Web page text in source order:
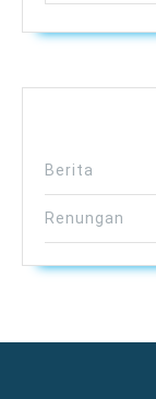
Berita
Renungan